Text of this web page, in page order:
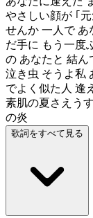
やさしい顔が ｢
せんか 一人で あ
だ手に もう一度
の あなたと 結ん
泣き虫 そうよ私
でよく似た人 逢
素肌の夏さえう
の炎
歌詞をすべて見る